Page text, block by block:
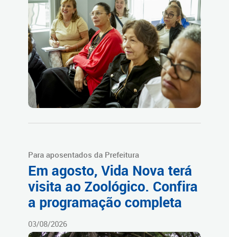
Para aposentados da Prefeitura
Em agosto, Vida Nova terá
visita ao Zoológico. Confira
a programação completa
03/08/2026